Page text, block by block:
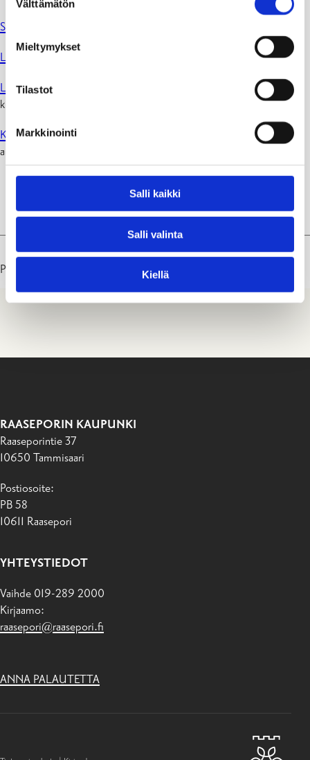
valinta
Välttämätön
Mieltymykset
Tilastot
Markkinointi
Salli kaikki
Salli valinta
Kiellä
Suomen nuorisokirjailijat
Lukufiilis– Nuorten verkkolehti kirjoista ja lukemisesta
Lukufiiliksen Kirjakomero-podcast
kirjallisuudesta ja kaikesta siihen liittyvästä.
Kvaak.fi Monipuolinen sarjakuvasivusto. Sarjakuviin liittyviä uutisia,
arvosteluja, keskustelua ja linkkejä.
Seuraa meitä Instagramissa
Päivitetty: 09.04.25
RAASEPORIN KAUPUNKI
Raaseporintie 37
10650 Tammisaari
Postiosoite:
PB 58
10611 Raasepori
YHTEYSTIEDOT
Vaihde 019-289 2000
Kirjaamo:
raasepori@raasepori.fi
ANNA PALAUTETTA